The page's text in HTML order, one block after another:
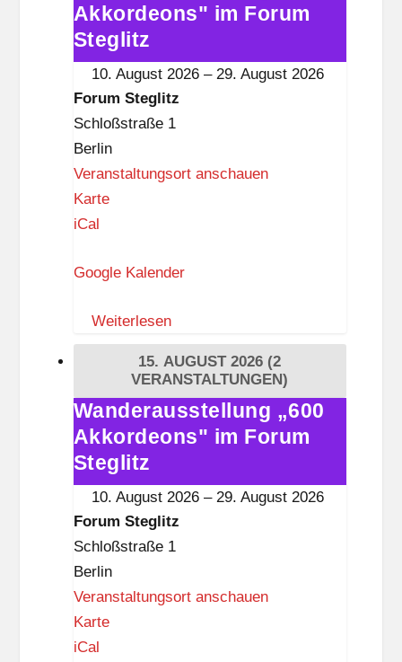
i
t
z
„600
Akkordeons"
im
Akkordeons" im Forum
Steglitz
10. August 2026 – 29. August 2026
Forum Steglitz
Schloßstraße 1
Berlin
Veranstaltungsort anschauen
KarteF
u
S
t
g
i
t
z
iCal
Google Kalender
Weiterlesen
15. AUGUST 2026 (2
VERANSTALTUNGEN)
Wanderausstellung
„600
Akkordeons"
im
Wanderausstellung „600
Akkordeons" im Forum
Steglitz
10. August 2026 – 29. August 2026
Forum Steglitz
Schloßstraße 1
Berlin
Veranstaltungsort anschauen
KarteF
iCal